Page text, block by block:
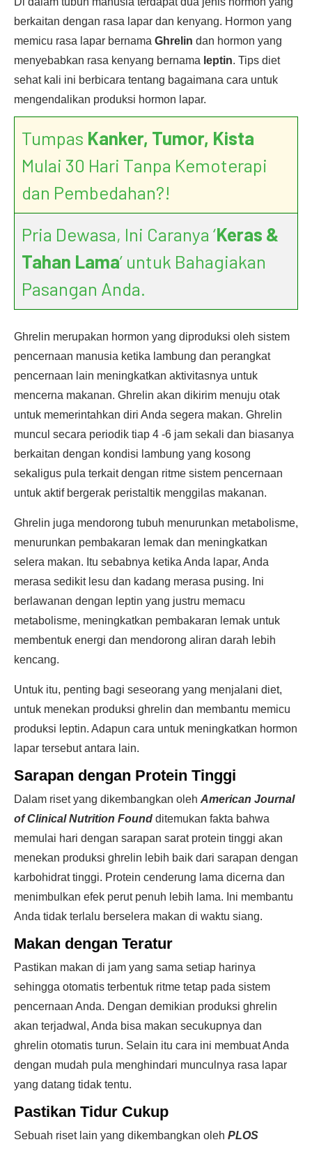
berkaitan dengan rasa lapar dan kenyang. Hormon yang
memicu rasa lapar bernama Ghrelin dan hormon yang
menyebabkan rasa kenyang bernama leptin. Tips diet
sehat kali ini berbicara tentang bagaimana cara untuk
mengendalikan produksi hormon lapar.
Tumpas Kanker, Tumor, Kista
Mulai 30 Hari Tanpa Kemoterapi
dan Pembedahan?!
Pria Dewasa, Ini Caranya ‘Keras &
Tahan Lama’ untuk Bahagiakan
Pasangan Anda.
Ghrelin merupakan hormon yang diproduksi oleh sistem
pencernaan manusia ketika lambung dan perangkat
pencernaan lain meningkatkan aktivitasnya untuk
mencerna makanan. Ghrelin akan dikirim menuju otak
untuk memerintahkan diri Anda segera makan. Ghrelin
muncul secara periodik tiap 4 -6 jam sekali dan biasanya
berkaitan dengan kondisi lambung yang kosong
sekaligus pula terkait dengan ritme sistem pencernaan
untuk aktif bergerak peristaltik menggilas makanan.
Ghrelin juga mendorong tubuh menurunkan metabolisme,
menurunkan pembakaran lemak dan meningkatkan
selera makan. Itu sebabnya ketika Anda lapar, Anda
merasa sedikit lesu dan kadang merasa pusing. Ini
berlawanan dengan leptin yang justru memacu
metabolisme, meningkatkan pembakaran lemak untuk
membentuk energi dan mendorong aliran darah lebih
kencang.
Untuk itu, penting bagi seseorang yang menjalani diet,
untuk menekan produksi ghrelin dan membantu memicu
produksi leptin. Adapun cara untuk meningkatkan hormon
lapar tersebut antara lain.
Sarapan dengan Protein Tinggi
Dalam riset yang dikembangkan oleh American Journal
of Clinical Nutrition Found ditemukan fakta bahwa
memulai hari dengan sarapan sarat protein tinggi akan
menekan produksi ghrelin lebih baik dari sarapan dengan
karbohidrat tinggi. Protein cenderung lama dicerna dan
menimbulkan efek perut penuh lebih lama. Ini membantu
Anda tidak terlalu berselera makan di waktu siang.
Makan dengan Teratur
Pastikan makan di jam yang sama setiap harinya
sehingga otomatis terbentuk ritme tetap pada sistem
pencernaan Anda. Dengan demikian produksi ghrelin
akan terjadwal, Anda bisa makan secukupnya dan
ghrelin otomatis turun. Selain itu cara ini membuat Anda
dengan mudah pula menghindari munculnya rasa lapar
yang datang tidak tentu.
Pastikan Tidur Cukup
Sebuah riset lain yang dikembangkan oleh PLOS